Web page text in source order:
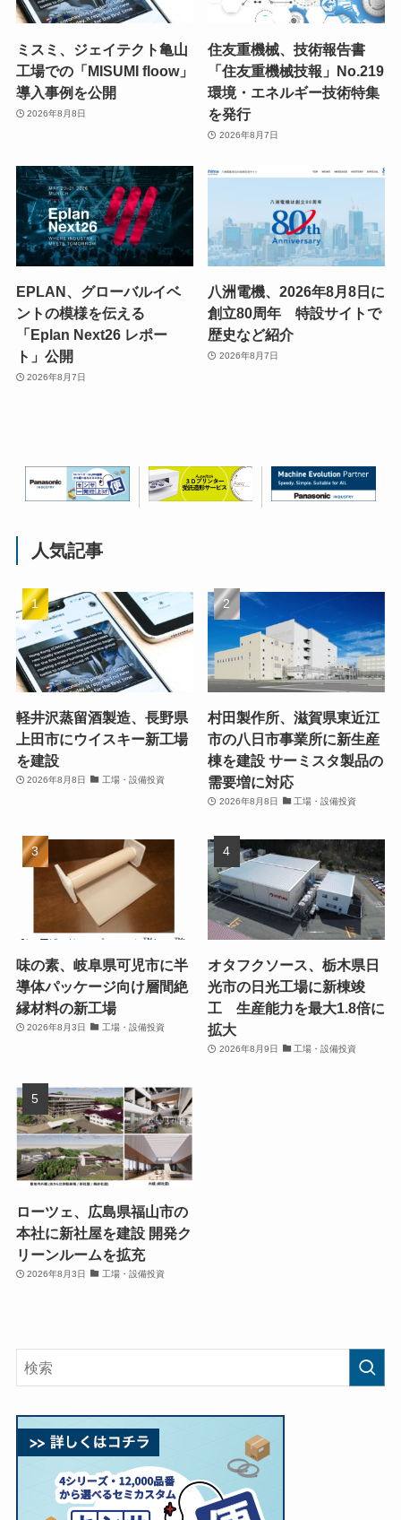
ミスミ、ジェイテクト亀山
工場での「MISUMI floow」
導入事例を公開
2026年8月8日
住友重機械、技術報告書
「住友重機械技報」No.219
環境・エネルギー技術特集
を発行
2026年8月7日
EPLAN、グローバルイベ
ントの模様を伝える
「Eplan Next26 レポー
ト」公開
2026年8月7日
八洲電機、2026年8月8日に
創立80周年 特設サイトで
歴史など紹介
2026年8月7日
人気記事
軽井沢蒸留酒製造、長野県
上田市にウイスキー新工場
を建設
2026年8月8日 工場・設備投資
村田製作所、滋賀県東近江
市の八日市事業所に新生産
棟を建設 サーミスタ製品の
需要増に対応
2026年8月8日 工場・設備投資
味の素、岐阜県可児市に半
導体パッケージ向け層間絶
縁材料の新工場
2026年8月3日 工場・設備投資
オタフクソース、栃木県日
光市の日光工場に新棟竣
工 生産能力を最大1.8倍に
拡大
2026年8月9日 工場・設備投資
ローツェ、広島県福山市の
本社に新社屋を建設 開発ク
リーンルームを拡充
2026年8月3日 工場・設備投資